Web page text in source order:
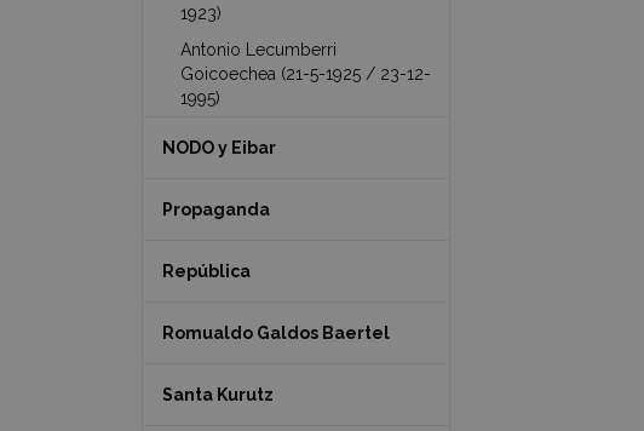
1923)
Antonio Lecumberri
Goicoechea (21-5-1925 / 23-12-
1995)
NODO y Eibar
Propaganda
República
Romualdo Galdos Baertel
Santa Kurutz